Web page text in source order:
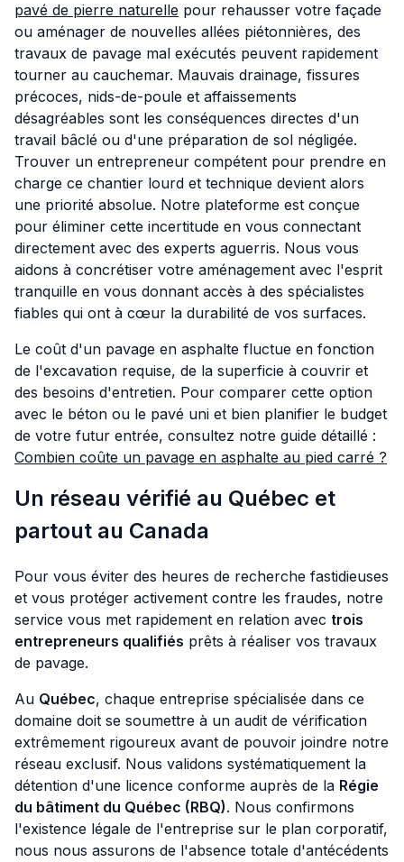
pavé de pierre naturelle pour rehausser votre façade
ou aménager de nouvelles allées piétonnières, des
travaux de pavage mal exécutés peuvent rapidement
tourner au cauchemar. Mauvais drainage, fissures
précoces, nids-de-poule et affaissements
désagréables sont les conséquences directes d'un
travail bâclé ou d'une préparation de sol négligée.
Trouver un entrepreneur compétent pour prendre en
charge ce chantier lourd et technique devient alors
une priorité absolue. Notre plateforme est conçue
pour éliminer cette incertitude en vous connectant
directement avec des experts aguerris. Nous vous
aidons à concrétiser votre aménagement avec l'esprit
tranquille en vous donnant accès à des spécialistes
fiables qui ont à cœur la durabilité de vos surfaces.
Le coût d'un pavage en asphalte fluctue en fonction
de l'excavation requise, de la superficie à couvrir et
des besoins d'entretien. Pour comparer cette option
avec le béton ou le pavé uni et bien planifier le budget
de votre futur entrée, consultez notre guide détaillé :
Combien coûte un pavage en asphalte au pied carré ?
Un réseau vérifié au Québec et
partout au Canada
Pour vous éviter des heures de recherche fastidieuses
et vous protéger activement contre les fraudes, notre
service vous met rapidement en relation avec trois
entrepreneurs qualifiés prêts à réaliser vos travaux
de pavage.
Au Québec, chaque entreprise spécialisée dans ce
domaine doit se soumettre à un audit de vérification
extrêmement rigoureux avant de pouvoir joindre notre
réseau exclusif. Nous validons systématiquement la
détention d'une licence conforme auprès de la Régie
du bâtiment du Québec (RBQ). Nous confirmons
l'existence légale de l'entreprise sur le plan corporatif,
nous nous assurons de l'absence totale d'antécédents